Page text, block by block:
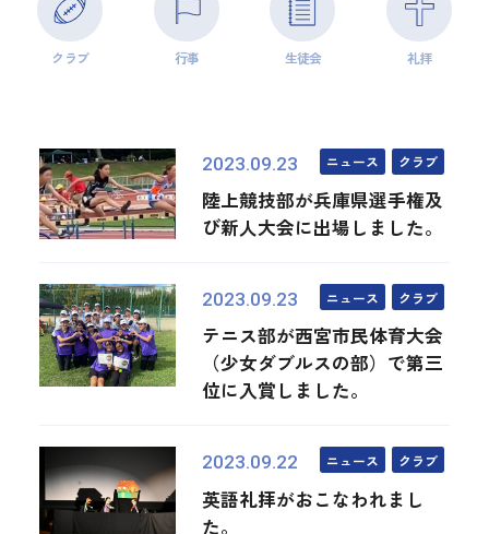
クラブ 行事 生徒会 礼拝
2023.09.23 ニュース クラブ
陸上競技部が兵庫県選手権及
び新人大会に出場しました。
2023.09.23 ニュース クラブ
テニス部が西宮市民体育大会
（少女ダブルスの部）で第三
位に入賞しました。
2023.09.22 ニュース クラブ
英語礼拝がおこなわれまし
た。